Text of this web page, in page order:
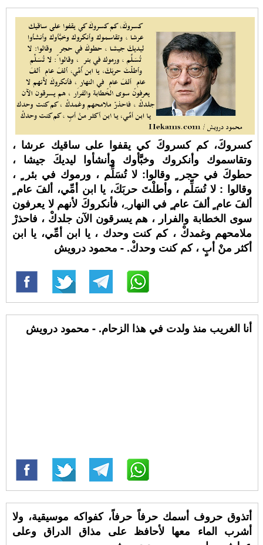
كسروكَ، كم كسروكَ كي يقفوا على ساقيك عرشا ،
وتقاسموك وأنكروك وخبَّأوك وأنشأوا ليديكَ جيشا ،
حطوكَ في حجر ٍ وقالوا: لا تُسَلِّم ، ورموك في بئر ٍ ،
وقالوا : لا تُسَلِّم ، وأطلْتَ حربَكَ، يا ابن أمِّي، ألفَ عام ٍ
ألفَ عام ٍ ألفَ عام ٍ في النهار ِ، فأنكروكَ لأنهم لا يعرفون
سوى الخطابة والفرار ، هم يسرقون الآن جلدكْ ، فاحذرْ
ملامحهم وغمدكْ ، كم كنت وحدك ، يا ابن أمِّي، يا ابن
أكثر منْ أبٍ ، كم كنت وحدكْ. - محمود درويش
أنا الغريب منذ ولدت في هذا الزحام. - محمود درويش
أتذوق حروف أسمك حرفاً حرفاً، كفواكه موسيقية، ولا
أشرب الماء معها لأحافظ على مذاق الدراق وعلى